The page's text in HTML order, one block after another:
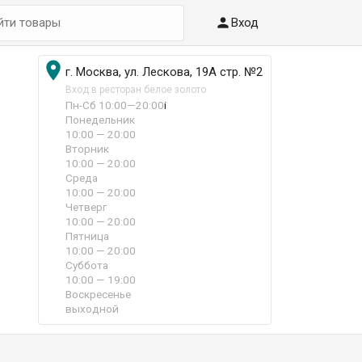
Вход
 г. Москва, ул. Лескова, 19А стр. №2
Вход в ресторан белое золото
Пн-Сб 10:00—20:00i
Понедельник
10:00 — 20:00
Вторник
10:00 — 20:00
Среда
10:00 — 20:00
Четверг
10:00 — 20:00
Пятница
10:00 — 20:00
Суббота
10:00 — 19:00
Воскресенье
выходной